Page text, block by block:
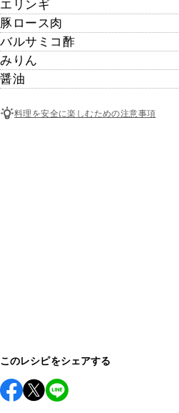
エリンギ
豚ロース肉
バルサミコ酢
みりん
醤油
料理を安全に楽しむための注意事項
このレシピをシェアする